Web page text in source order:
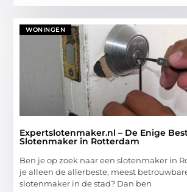
WONINGEN
Expertslotenmaker.nl – De Enige
Slotenmaker in Rotterdam
Ben je op zoek naar een slotenmaker in
je alleen de allerbeste, meest
slotenmaker in de stad? Dan ben